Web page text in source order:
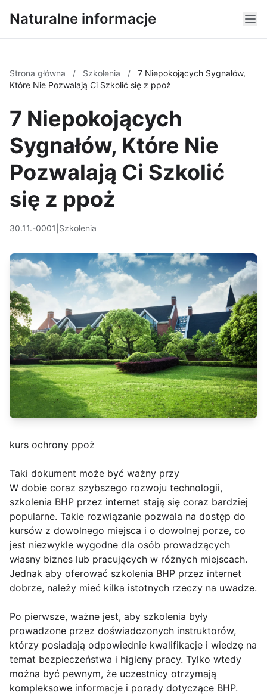
Naturalne informacje
Strona główna / Szkolenia /
7 Niepokojących Sygnałów,
Które Nie Pozwalają Ci Szkolić się z ppoż
7 Niepokojących
Sygnałów, Które Nie
Pozwalają Ci Szkolić
się z ppoż
30.11.-0001 Szkolenia
kurs ochrony ppoż
Taki dokument może być ważny przy
W dobie coraz szybszego rozwoju technologii,
szkolenia BHP przez internet stają się coraz bardziej
popularne. Takie rozwiązanie pozwala na dostęp do
kursów z dowolnego miejsca i o dowolnej porze, co
jest niezwykle wygodne dla osób prowadzących
własny biznes lub pracujących w różnych miejscach.
Jednak aby oferować szkolenia BHP przez internet
dobrze, należy mieć kilka istotnych rzeczy na uwadze.
Po pierwsze, ważne jest, aby szkolenia były
prowadzone przez doświadczonych instruktorów,
którzy posiadają odpowiednie kwalifikacje i wiedzę na
temat bezpieczeństwa i higieny pracy. Tylko wtedy
można być pewnym, że uczestnicy otrzymają
kompleksowe informacje i porady dotyczące BHP.